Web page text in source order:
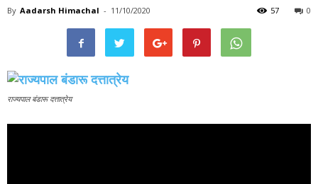
By Aadarsh Himachal - 11/10/2020 0
57
राज्यपाल बंडारू दत्तात्रेय